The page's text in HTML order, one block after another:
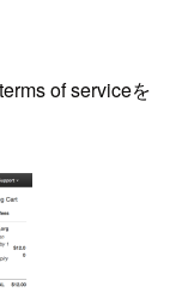
of serviceを